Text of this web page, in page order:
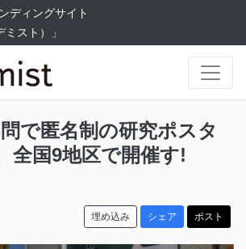
ディングサイト
ミスト）」
で匿名制の研究ポスタ
全国9地区で開催す!
埋め込み シェア ポスト